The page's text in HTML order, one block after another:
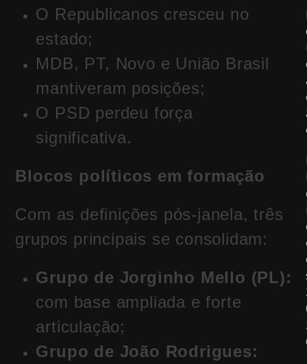
O Republicanos cresceu no
estado;
MDB, PT, Novo e União Brasil
mantiveram posições;
O PSD perdeu força
significativa.
Blocos políticos em formação
Com as definições pós-janela, três
grupos principais se consolidam:
Grupo de Jorginho Mello (PL):
com base ampliada e forte
articulação;
Grupo de João Rodrigues: